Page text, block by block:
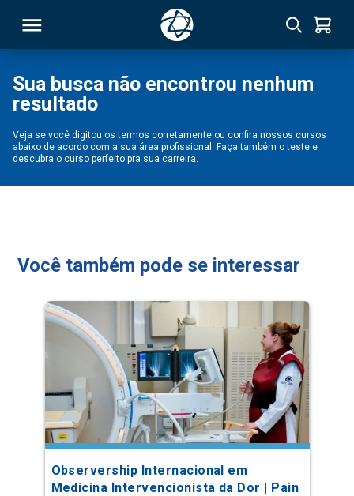
Sua busca não encontrou nenhum
resultado
Veja se você digitou os termos corretamente ou confira nossos cursos
abaixo de acordo com a sua área profissional. Faça também o teste e
descubra o curso perfeito pra sua carreira.
Você também pode se interessar
Observership Internacional em
Medicina Intervencionista da Dor | Pain